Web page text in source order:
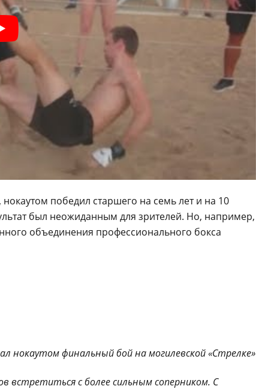
победил старшего на семь лет и на 10
был неожиданным для зрителей. Но, например,
объединения профессионального бокса
встретиться с более сильным соперником. С